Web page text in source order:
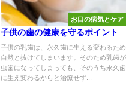
お口の病気とケア
子供の歯の健康を守るポイント
子供の乳歯は、永久歯に生える変わるため
自然と抜けてしまいます。そのため乳歯が
虫歯になってしまっても、そのうち永久歯
に生え変わるからと治療せず...